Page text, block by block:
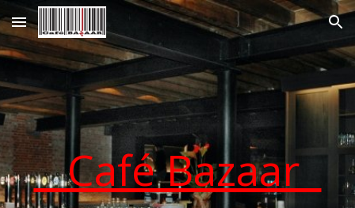
Skip to main content Skip to navigation
Café Bazaar